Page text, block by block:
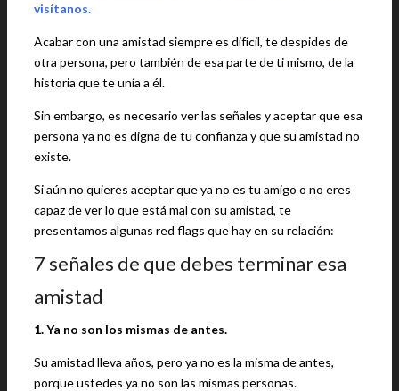
visítanos.
Acabar con una amistad siempre es difícil, te despides de
otra persona, pero también de esa parte de ti mismo, de la
historia que te unía a él.
Sin embargo, es necesario ver las señales y aceptar que esa
persona ya no es digna de tu confianza y que su amistad no
existe.
Si aún no quieres aceptar que ya no es tu amigo o no eres
capaz de ver lo que está mal con su amistad, te
presentamos algunas red flags que hay en su relación:
7 señales de que debes terminar esa
amistad
1. Ya no son los mismas de antes.
Su amistad lleva años, pero ya no es la misma de antes,
porque ustedes ya no son las mismas personas.